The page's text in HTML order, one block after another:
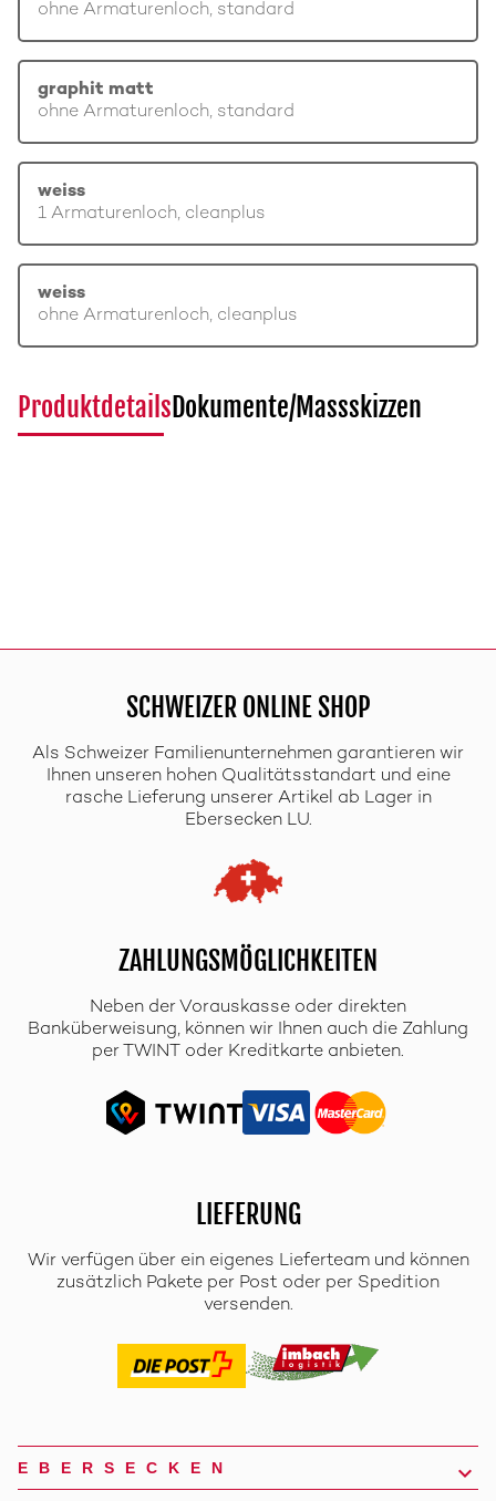
ohne Armaturenloch, standard
graphit matt
ohne Armaturenloch, standard
weiss
1 Armaturenloch, cleanplus
weiss
ohne Armaturenloch, cleanplus
ProduktdetailsDokumente/Massskizzen
SCHWEIZER ONLINE SHOP
Als Schweizer Familienunternehmen garantieren wir
Ihnen unseren hohen Qualitätsstandart und eine
rasche Lieferung unserer Artikel ab Lager in
Ebersecken LU.
ZAHLUNGSMÖGLICHKEITEN
Neben der Vorauskasse oder direkten
Banküberweisung, können wir Ihnen auch die Zahlung
per TWINT oder Kreditkarte anbieten.
LIEFERUNG
Wir verfügen über ein eigenes Lieferteam und können
zusätzlich Pakete per Post oder per Spedition
versenden.
EBERSECKEN